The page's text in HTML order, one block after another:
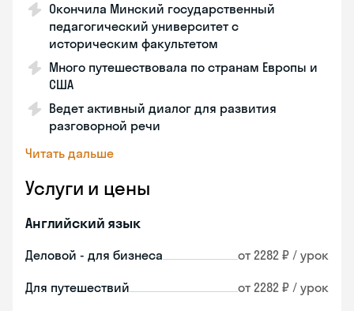
Окончила Минский государственный
педагогический университет с
историческим факультетом
Много путешествовала по странам Европы и
США
Ведет активный диалог для развития
разговорной речи
Читать дальше
Услуги и цены
Английский язык
Деловой - для бизнеса от 2282 ₽ / урок
Для путешествий от 2282 ₽ / урок